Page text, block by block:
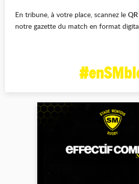
En tribune, à votre place, scannez le
notre gazette du match en format